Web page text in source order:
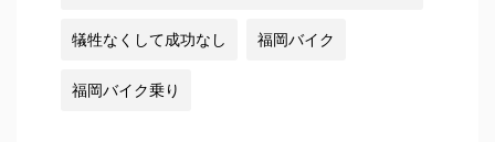
犠牲なくして成功なし 福岡バイク
福岡バイク乗り